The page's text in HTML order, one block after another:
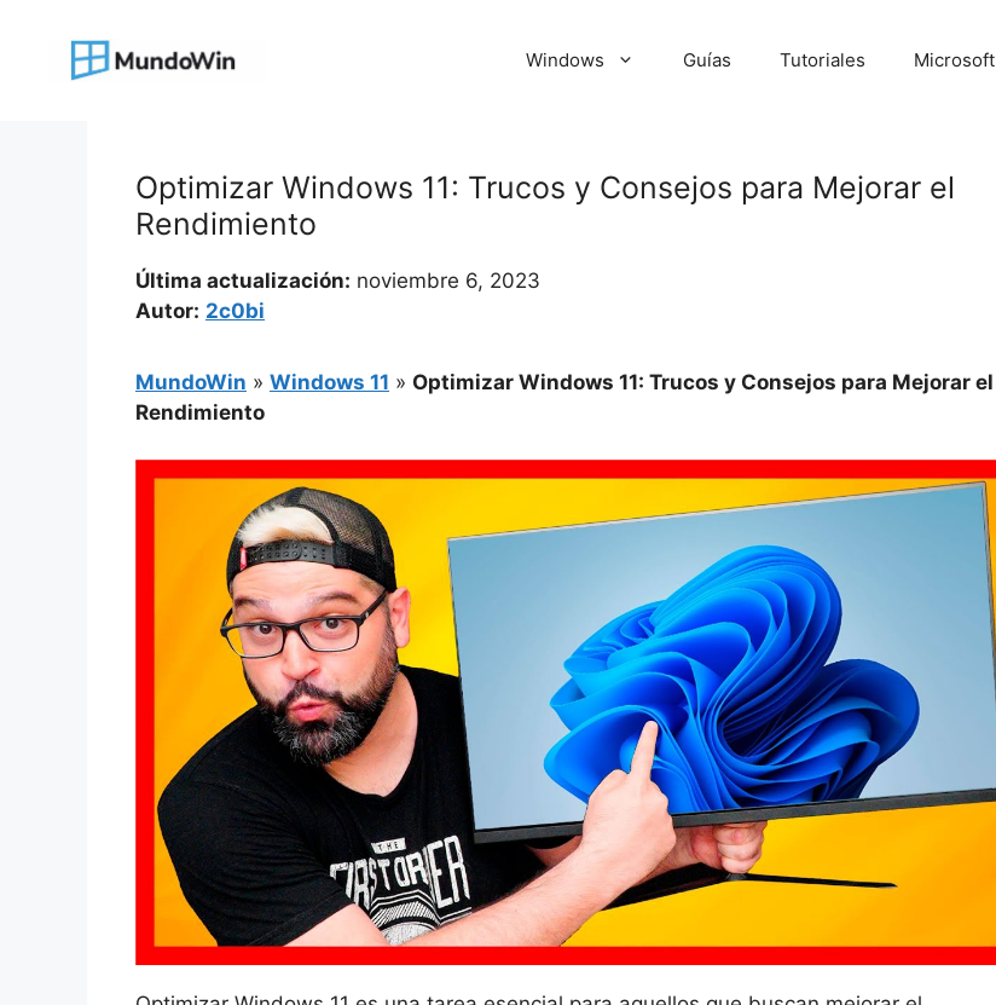
contenido
Windows Guías Tutoriales Microsoft
Optimizar Windows 11: Trucos y Consejos para Mejorar el
Rendimiento
Última actualización: noviembre 6, 2023
Autor: 2c0bi
MundoWin » Windows 11 » Optimizar Windows 11: Trucos y Consejos para Mejorar el
Rendimiento